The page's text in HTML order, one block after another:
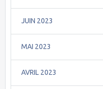
JUIN 2023
MAI 2023
AVRIL 2023